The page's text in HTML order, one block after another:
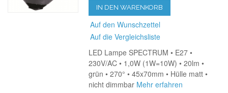
IN DEN WARENKORB
Auf den Wunschzettel
Auf die Vergleichsliste
LED Lampe SPECTRUM • E27 •
230V/AC • 1,0W (1W=10W) • 20lm •
grün • 270° • 45x70mm • Hülle matt •
nicht dimmbar Mehr erfahren